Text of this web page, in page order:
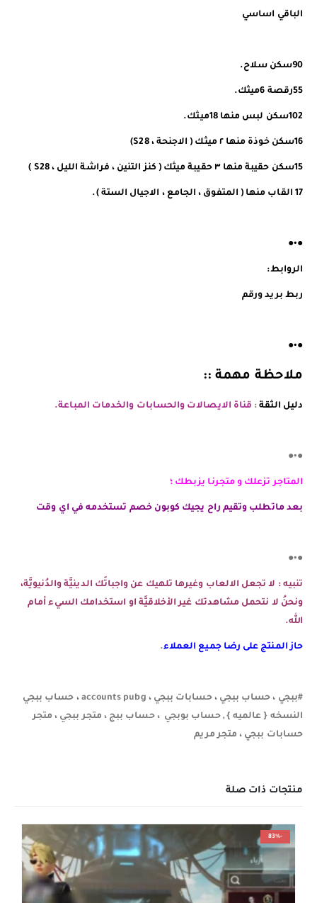
الباقي اساسي
90سكن سلاح.
55رقصة 6ميثك.
102سكن لبس منها 18ميثك.
16سكن خوذة منها ٢ ميثك ( الاجنحة ، S28)
15سكن حقيبة منها ٣ حقيبة ميثك ( كنز التنين ، فراشة الليل ، S28 )
17 القاب منها ( المتفوق ، الجامع ، الاجيال الستة ).
●•●
الروابط:
ربط بريد ورقم
●•●
ملاحظة مهمة ::
دليل الثقة: قناة الايصالات والحسابات والخدمات المباعة.
●•●
المتاجر تزعلك و متجرنا يزبطك ؛
بعد ماتطلب وتقيم راح يجيك كوبون خصم تستخدمه في اي وقت
●•●
تنبيه : لا تجعل الالعاب وغيرها تلهيك عن واجباتَك الدينيَّة والدُنيويَّة،
ونحنُ لا نتحمل مشاهدتك غير الأخلاقيَّة او استخدامك السيء أمام
الله.
حاز المنتج على رضا جميع العملاء.
#ببجي ، حساب ببجي ، حسابات ببجي ، accounts pubg ، حساب ببجي
النسخه { عالميه } , حساب بوبجي ، حساب ببج ، متجر ببجي ، متجر
حسابات ببجي ، متجر مريم
منتجات ذات صلة
-83%